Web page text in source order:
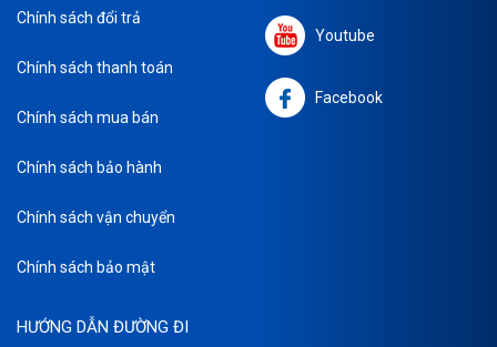
Chính sách đổi trả
Chính sách thanh toán
Chính sách mua bán
Chính sách bảo hành
Chính sách vận chuyển
Chính sách bảo mật
Youtube
Facebook
HƯỚNG DẪN ĐƯỜNG ĐI